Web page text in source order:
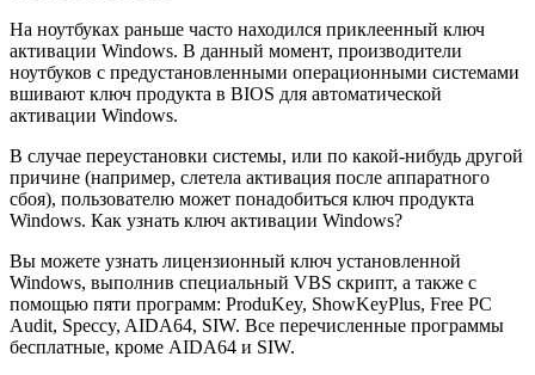
На ноутбуках раньше часто находился приклеенный ключ
активации Windows. В данный момент, производители
ноутбуков с предустановленными операционными системами
вшивают ключ продукта в BIOS для автоматической
активации Windows.
В случае переустановки системы, или по какой-нибудь другой
причине (например, слетела активация после аппаратного
сбоя), пользователю может понадобиться ключ продукта
Windows. Как узнать ключ активации Windows?
Вы можете узнать лицензионный ключ установленной
Windows, выполнив специальный VBS скрипт, а также с
помощью пяти программ: ProduKey, ShowKeyPlus, Free PC
Audit, Speccy, AIDA64, SIW. Все перечисленные программы
бесплатные, кроме AIDA64 и SIW.